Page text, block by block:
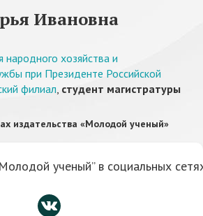
Ивановна
народного хозяйства и
при Президенте Российской
филиал, студент магистратуры
издательства «Молодой ученый»
ученый” в социальных